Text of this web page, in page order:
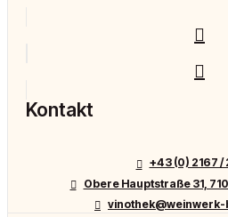
Kontakt
+43 (0) 2167 /
Obere Hauptstraße 31,